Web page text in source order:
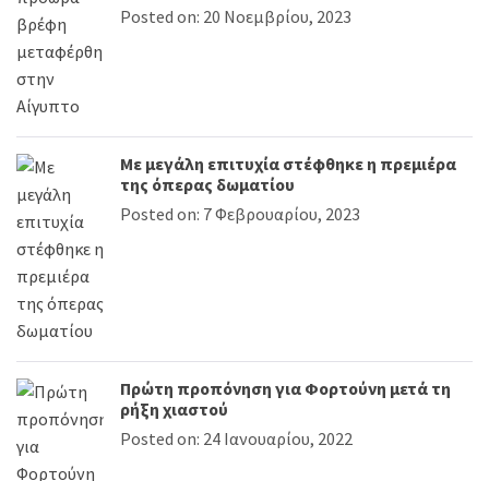
Posted on: 20 Νοεμβρίου, 2023
Με μεγάλη επιτυχία στέφθηκε η πρεμιέρα
της όπερας δωματίου
Posted on: 7 Φεβρουαρίου, 2023
Πρώτη προπόνηση για Φορτούνη μετά τη
ρήξη χιαστού
Posted on: 24 Ιανουαρίου, 2022